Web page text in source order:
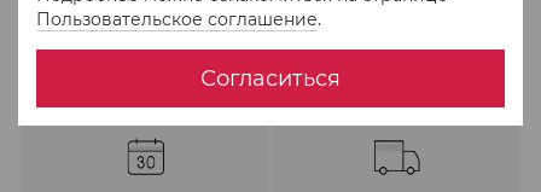
Пользовательское соглашение.
Согласиться